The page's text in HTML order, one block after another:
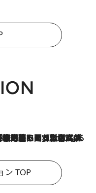
…」「サーチャージ料の高値が続いている」ホルムズ海峡封鎖による影響はいつまで続く？《エネルギー専門家に聞く“どうなる日本の暮らし”》
ン TOP